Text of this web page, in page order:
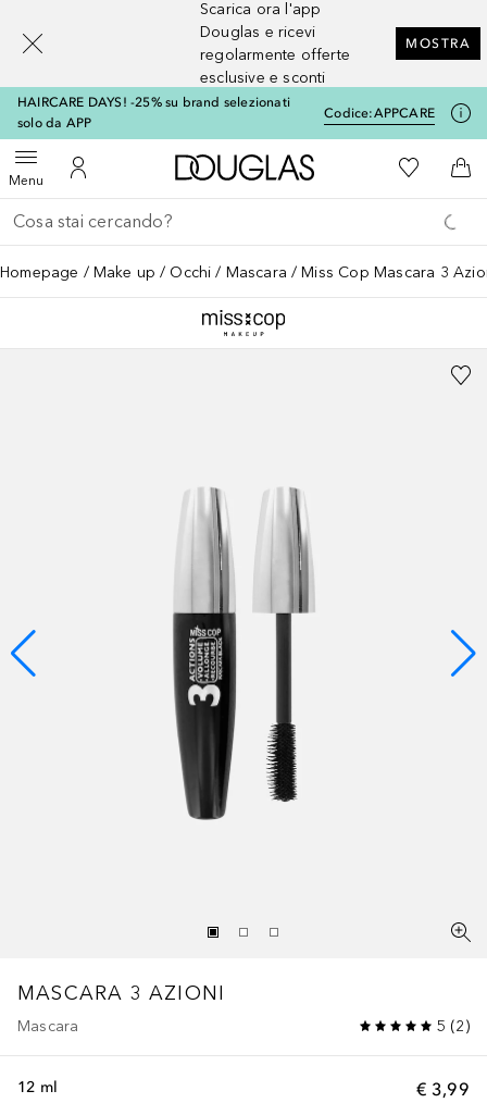
Scarica ora l'app
Douglas e ricevi
regolarmente offerte
esclusive e sconti
MOSTRA
HAIRCARE DAYS! -25% su brand selezionati
solo da APP
Codice:APPCARE
MenuApri menuAl Mio Account
A Douglas HomeAlla Mia
Al
Torna indietro
Esegui ricerca
Homepage Make up Occhi Mascara Miss Cop Mascara 3
MASCARA 3 AZIONI
Mascara 5 (2)
€ 3,99
12 ml
[navigation.slideout.screenreader]